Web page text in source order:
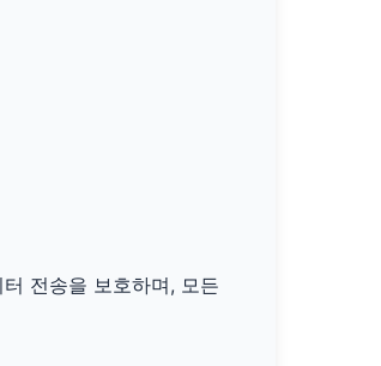
전송을 보호하며, 모든